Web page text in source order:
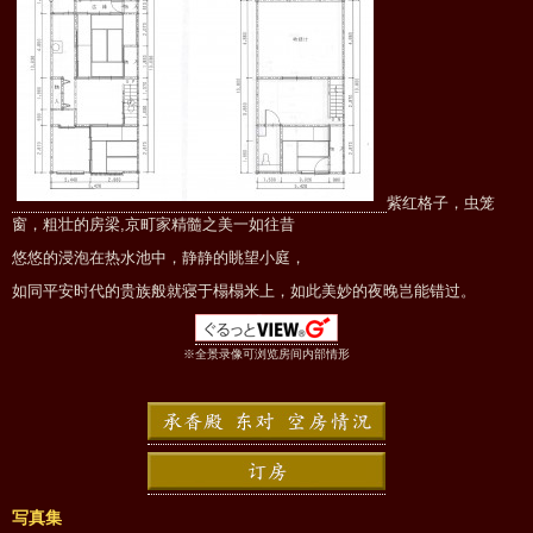
紫红格子，虫笼
窗，粗壮的房梁,京町家精髓之美一如往昔
悠悠的浸泡在热水池中，静静的眺望小庭，
如同平安时代的贵族般就寝于榻榻米上，如此美妙的夜晚岂能错过。
※全景录像可浏览房间内部情形
写真集